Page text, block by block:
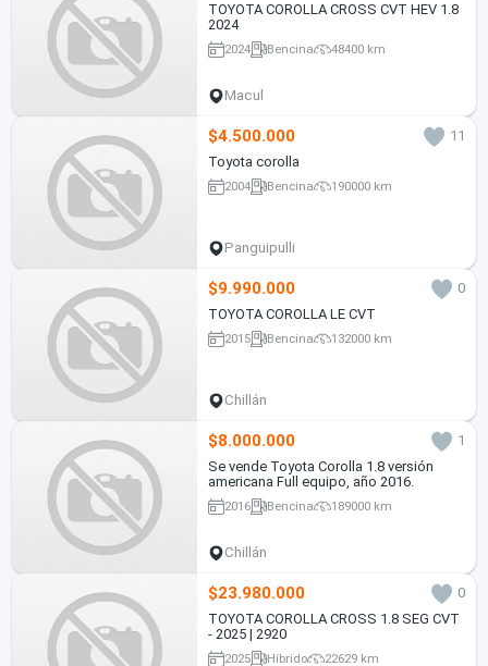
TOYOTA COROLLA CROSS CVT HEV 1.8
2024
2024 Bencina 48400 km
Macul
$4.500.000
11
Toyota corolla
2004 Bencina 190000 km
Panguipulli
$9.990.000
0
TOYOTA COROLLA LE CVT
2015 Bencina 132000 km
Chillán
$8.000.000
1
Se vende Toyota Corolla 1.8 versión
americana Full equipo, año 2016.
2016 Bencina 189000 km
Chillán
$23.980.000
0
TOYOTA COROLLA CROSS 1.8 SEG CVT
- 2025 | 2920
2025 Híbrido 22629 km